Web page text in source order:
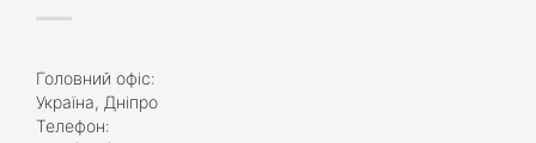
Головний офіс:
Україна, Дніпро
Телефон: